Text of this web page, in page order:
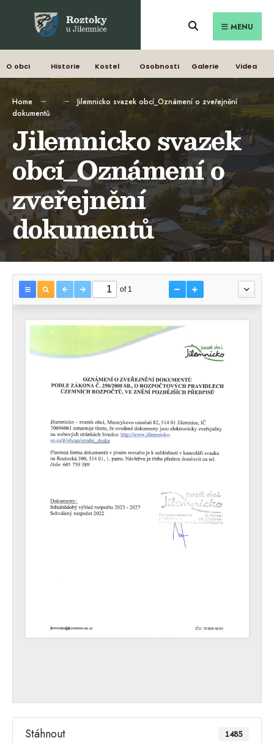
MENU
O obci Historie Kostel Osobnosti Galerie Videa
Home
Jilemnicko svazek obcí_Oznámení o zveřejnění
dokumentů
Jilemnicko svazek
obcí_Oznámení o
zveřejnění
dokumentů
Stáhnout 1485